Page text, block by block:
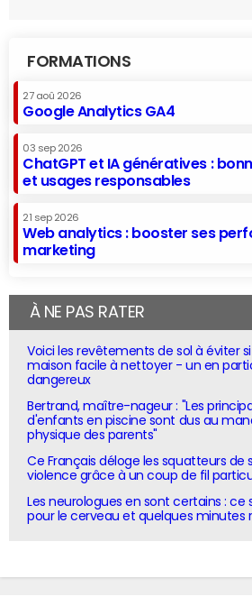
FORMATIONS
27 aoû 2026
Google Analytics GA4
03 sep 2026
ChatGPT et IA génératives :
et usages responsables
21 sep 2026
Web analytics : booster ses
marketing
À NE PAS RATER
Voici les revêtements de sol à éviter
maison facile à nettoyer - un en
dangereux
Bertrand, maître-nageur : "Les
d'enfants en piscine sont dus au
physique des parents"
Ce Français déloge les squatteurs de
violence grâce à un coup de fil
Les neurologues en sont certains :
pour le cerveau et quelques minutes